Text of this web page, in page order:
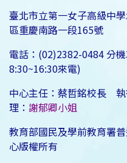
臺北市立第一女子高級中
區重慶南路一段165號
電話：(02)2382-0484 分
8:30~16:30來電)
中心主任：蔡哲銘校長
理： 謝郁卿小姐
教育部國民及學前教育署
心版權所有